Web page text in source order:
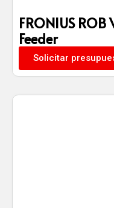
FRONIUS
Feeder
Solicitar